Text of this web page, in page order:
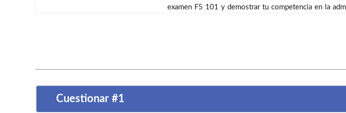
examen F5 101 y demostrar tu competencia en la
Cuestionar #1